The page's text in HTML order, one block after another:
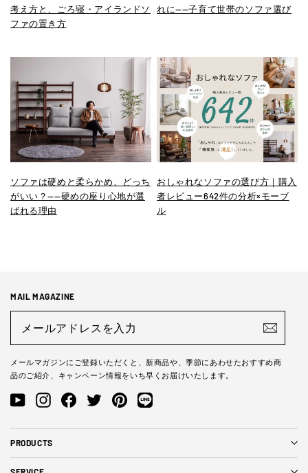
考え方と、ごろ寝・アイランドソ
ファの置き方
れに——子育て世帯のソファ選び
ソファは硬めと柔らかめ、どっち
がいい？——硬めの座り心地が選
ばれる理由
おしゃれなソファの選び方｜購入
者レビュー642件の分析×モーブ
ル
MAIL MAGAZINE
ア
レ
ス
入
力
メールマガジンにご登録いただくと、新商品や、季節にあわせたおすすめ商
品のご紹介、キャンペーン情報をいち早くお届けいたします。
YouTube InstagramFacebookTwitter Pinterest
PRODUCTS